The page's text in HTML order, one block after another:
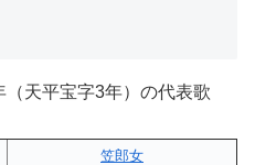
天平宝字3年）の代表歌
笠郎女